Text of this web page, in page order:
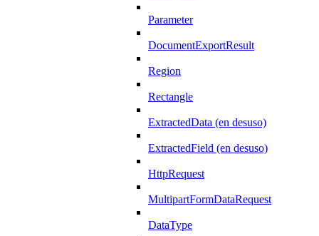
Parameter
DocumentExportResult
Region
Rectangle
ExtractedData (en desuso)
ExtractedField (en desuso)
HttpRequest
MultipartFormDataRequest
DataType